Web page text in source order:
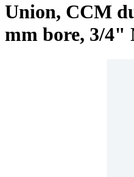
Union, CCM
mm bore, 3/4"